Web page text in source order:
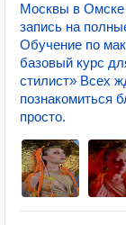
Москвы в Омске
запись на
Обучение по
базовый курс
стилист» Всех
познакомиться
просто.